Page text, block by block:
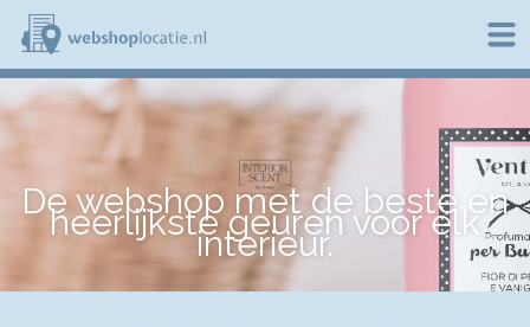
Overslaan
naar
de
inhoud
e
b
o
p
De webshop met de beste en
heerlijkste geuren voor elk
interieur.